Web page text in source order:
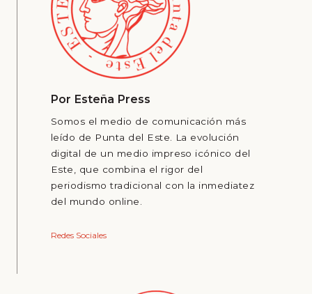
Por Esteña Press
Somos el medio de comunicación más
leído de Punta del Este. La evolución
digital de un medio impreso icónico del
Este, que combina el rigor del
periodismo tradicional con la inmediatez
del mundo online.
Redes Sociales